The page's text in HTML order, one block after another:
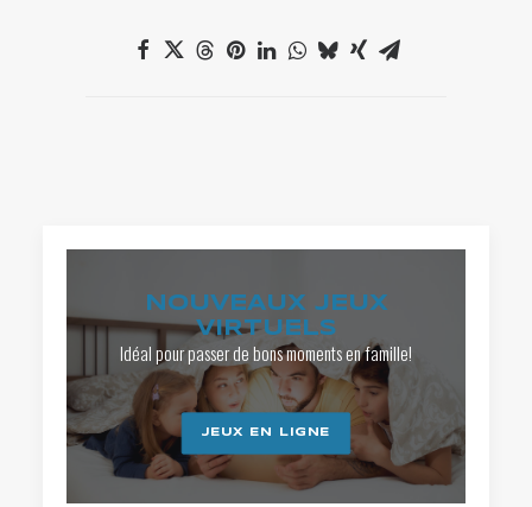
NOUVEAUX JEUX
VIRTUELS
Idéal pour passer de bons moments en famille!
JEUX EN LIGNE